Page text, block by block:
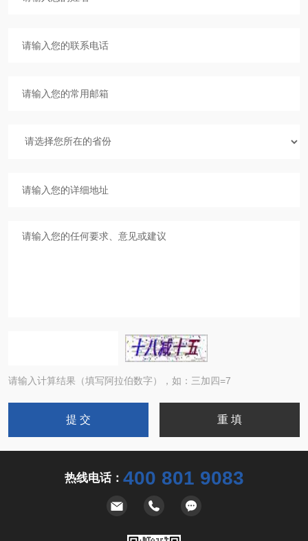
请输入计算结果（填写阿拉伯数字），如：三加四=7
热线电话： 400 801 9083